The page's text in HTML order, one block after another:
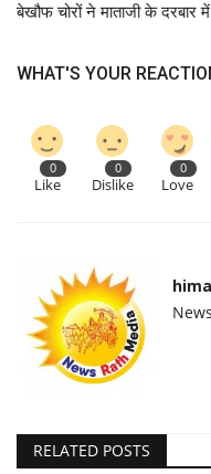
बेखौफ चोरों ने माताजी के दरबार
WHAT'S YOUR
0
Like
0
Dislike
0
Love
RELATED POSTS